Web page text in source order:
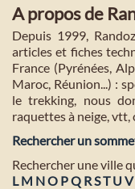
A propos de
Depuis 1999,
articles et fiches
France (Pyrénées,
Maroc, Réunion...) :
le trekking, nous
raquettes à neige, vtt,
Rechercher un
Rechercher une ville
L M NO PQ R ST U V